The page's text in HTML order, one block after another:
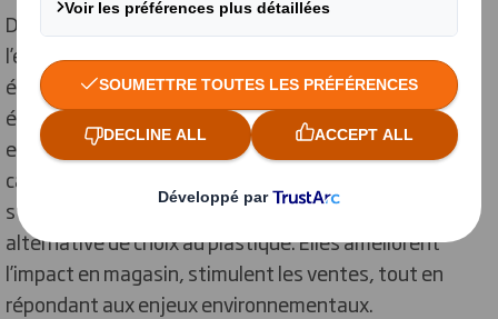
Depuis sa création, DS Smith s’engage en faveur de
l’environnement. Nos solutions d’emballage sont
écologiques, durables, mais aussi qualitatives,
économiques et pratiques. Nous fournissons aux
entreprises des produits adaptés à leurs besoins,
capables d’optimiser l’efficacité du transport, du
stockage. Nos solutions innovantes représentent une
alternative de choix au plastique. Elles améliorent
l’impact en magasin, stimulent les ventes, tout en
répondant aux enjeux environnementaux.